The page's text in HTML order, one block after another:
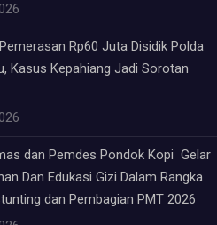
Rp60 Juta Disidik Polda
Kasus Kepahiang Jadi Sorotan
dan Pemdes Pondok Kopi Gelar
Dan Edukasi Gizi Dalam Rangka
dan Pembagian PMT 2026